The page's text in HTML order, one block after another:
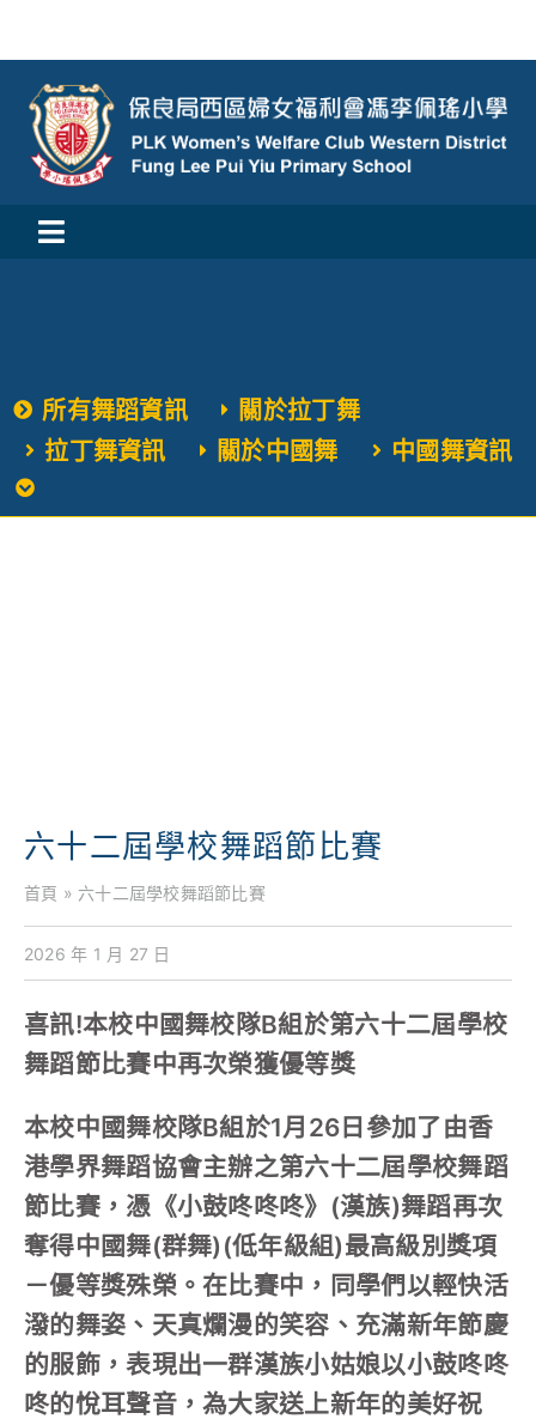
content
Toggle
學與教
校風及學生支援
所有舞蹈資訊
關於拉丁舞
拉丁舞資訊
關於中國舞 中國舞資訊
六十二屆學校舞蹈節比賽
首頁 » 六十二屆學校舞蹈節比賽
2026 年 1 月 27 日
喜訊!本校中國舞校隊B組於第六十二屆學校
舞蹈節比賽中再次榮獲優等獎
本校中國舞校隊B組於1月26日參加了由香
港學界舞蹈協會主辦之第六十二屆學校舞蹈
節比賽，憑《小鼓咚咚咚》(漢族)舞蹈再次
奪得中國舞(群舞)(低年級組)最高級別獎項
－優等獎殊榮。在比賽中，同學們以輕快活
潑的舞姿、天真爛漫的笑容、充滿新年節慶
的服飾，表現出一群漢族小姑娘以小鼓咚咚
咚的悅耳聲音，為大家送上新年的美好祝